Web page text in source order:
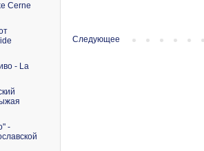
Следующее
Cerne
- La
-